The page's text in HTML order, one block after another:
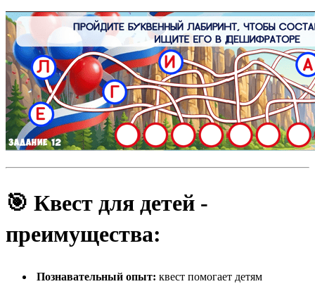
🎯 Квест для детей -
преимущества:
Познавательный опыт: квест помогает детям